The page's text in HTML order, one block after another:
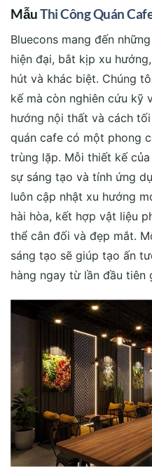
MẫuThi Công Quán
Bluecons mang đến
hiện đại, bắt kịp xu
hút và khác biệt. Chúng
kế mà còn nghiên cứu kỹ
hướng nội thất và cách
quán cafe có một phong
trùng lặp. Mỗi thiết kế
sự sáng tạo và tính ứng
luôn cập nhật xu hướng
hài hòa, kết hợp vật liệu
thể cân đối và đẹp mắt.
sáng tạo sẽ giúp tạo ấn
hàng ngay từ lần đầu tiên